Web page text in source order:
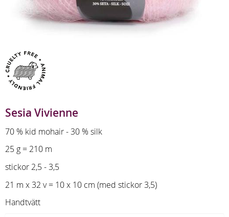
Sesia Vivienne
70 % kid mohair - 30 % silk
25 g = 210 m
stickor 2,5 - 3,5
21 m x 32 v = 10 x 10 cm (med stickor 3,5)
Handtvätt